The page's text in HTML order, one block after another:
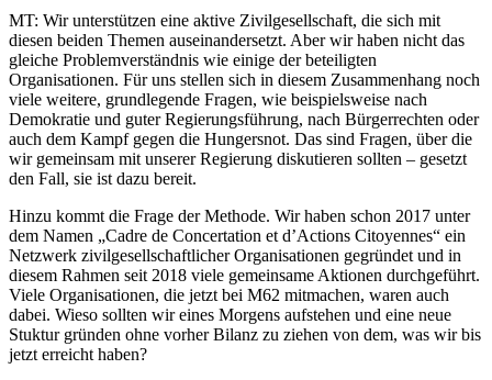
MT: Wir unterstützen eine aktive Zivilgesellschaft, die sich mit
diesen beiden Themen auseinandersetzt. Aber wir haben nicht das
gleiche Problemverständnis wie einige der beteiligten
Organisationen. Für uns stellen sich in diesem Zusammenhang noch
viele weitere, grundlegende Fragen, wie beispielsweise nach
Demokratie und guter Regierungsführung, nach Bürgerrechten oder
auch dem Kampf gegen die Hungersnot. Das sind Fragen, über die
wir gemeinsam mit unserer Regierung diskutieren sollten – gesetzt
den Fall, sie ist dazu bereit.
Hinzu kommt die Frage der Methode. Wir haben schon 2017 unter
dem Namen „Cadre de Concertation et d’Actions Citoyennes“ ein
Netzwerk zivilgesellschaftlicher Organisationen gegründet und in
diesem Rahmen seit 2018 viele gemeinsame Aktionen durchgeführt.
Viele Organisationen, die jetzt bei M62 mitmachen, waren auch
dabei. Wieso sollten wir eines Morgens aufstehen und eine neue
Stuktur gründen ohne vorher Bilanz zu ziehen von dem, was wir bis
jetzt erreicht haben?